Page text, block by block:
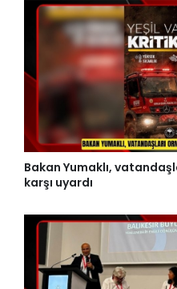
Bakan Yumaklı,
karşı uyardı